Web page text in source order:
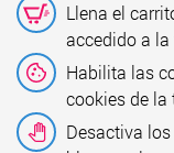
Llena el
accedido a
Habilita las
cookies de la
Desactiva